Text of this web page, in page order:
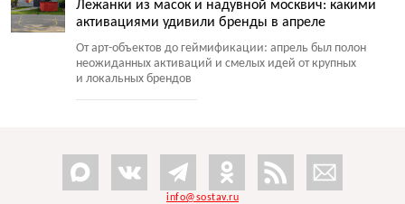
Лежанки из масок и надувной москвич: какими
активациями удивили бренды в апреле
От арт-объектов до геймификации: апрель был полон
неожиданных активаций и смелых идей от крупных
и локальных брендов
info@sostav.ru